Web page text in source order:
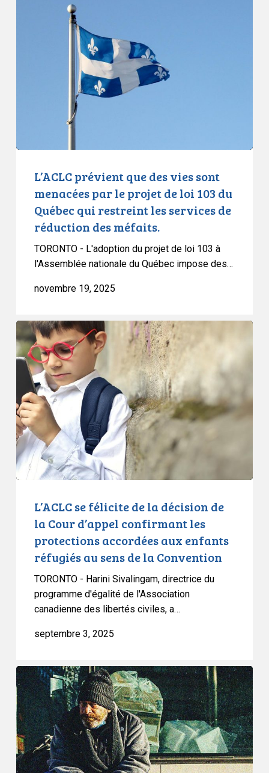
Québec
restreint
des
méfaits.
L’ACLC prévient que des vies sont
menacées par le projet de loi 103 du
Québec qui restreint les services de
réduction des méfaits.
TORONTO - L'adoption du projet de loi 103 à
l'Assemblée nationale du Québec impose des…
novembre 19, 2025
L’ACLC
se
félicite
décision
de
la
Cour
d’appel
accordées
enfants
réfugiés
sens
L’ACLC se félicite de la décision de
la Cour d’appel confirmant les
protections accordées aux enfants
réfugiés au sens de la Convention
TORONTO - Harini Sivalingam, directrice du
programme d'égalité de l'Association
canadienne des libertés civiles, a…
septembre 3, 2025
L’ACLC
intervient
dans
une
nouvelle
affaire
de